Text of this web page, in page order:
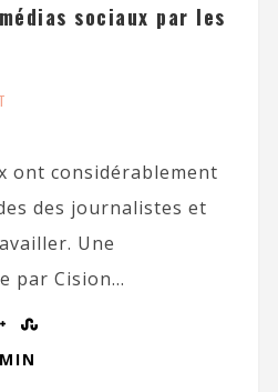
sociaux par les
ont considérablement
des journalistes et
Une
par Cision...